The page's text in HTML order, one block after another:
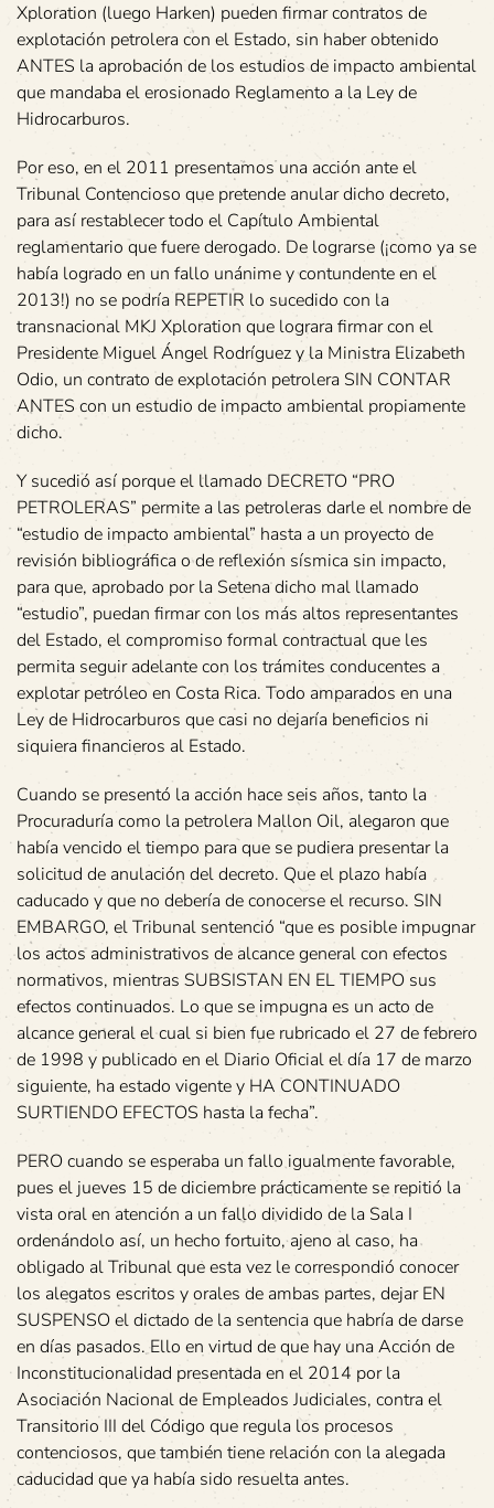
Xploration (luego Harken) pueden firmar contratos de
explotación petrolera con el Estado, sin haber obtenido
ANTES la aprobación de los estudios de impacto ambiental
que mandaba el erosionado Reglamento a la Ley de
Hidrocarburos.
Por eso, en el 2011 presentamos una acción ante el
Tribunal Contencioso que pretende anular dicho decreto,
para así restablecer todo el Capítulo Ambiental
reglamentario que fuere derogado. De lograrse (¡como ya se
había logrado en un fallo unánime y contundente en el
2013!) no se podría REPETIR lo sucedido con la
transnacional MKJ Xploration que lograra firmar con el
Presidente Miguel Ángel Rodríguez y la Ministra Elizabeth
Odio, un contrato de explotación petrolera SIN CONTAR
ANTES con un estudio de impacto ambiental propiamente
dicho.
Y sucedió así porque el llamado DECRETO “PRO
PETROLERAS” permite a las petroleras darle el nombre de
“estudio de impacto ambiental” hasta a un proyecto de
revisión bibliográfica o de reflexión sísmica sin impacto,
para que, aprobado por la Setena dicho mal llamado
“estudio”, puedan firmar con los más altos representantes
del Estado, el compromiso formal contractual que les
permita seguir adelante con los trámites conducentes a
explotar petróleo en Costa Rica. Todo amparados en una
Ley de Hidrocarburos que casi no dejaría beneficios ni
siquiera financieros al Estado.
Cuando se presentó la acción hace seis años, tanto la
Procuraduría como la petrolera Mallon Oil, alegaron que
había vencido el tiempo para que se pudiera presentar la
solicitud de anulación del decreto. Que el plazo había
caducado y que no debería de conocerse el recurso. SIN
EMBARGO, el Tribunal sentenció “que es posible impugnar
los actos administrativos de alcance general con efectos
normativos, mientras SUBSISTAN EN EL TIEMPO sus
efectos continuados. Lo que se impugna es un acto de
alcance general el cual si bien fue rubricado el 27 de febrero
de 1998 y publicado en el Diario Oficial el día 17 de marzo
siguiente, ha estado vigente y HA CONTINUADO
SURTIENDO EFECTOS hasta la fecha”.
PERO cuando se esperaba un fallo igualmente favorable,
pues el jueves 15 de diciembre prácticamente se repitió la
vista oral en atención a un fallo dividido de la Sala I
ordenándolo así, un hecho fortuito, ajeno al caso, ha
obligado al Tribunal que esta vez le correspondió conocer
los alegatos escritos y orales de ambas partes, dejar EN
SUSPENSO el dictado de la sentencia que habría de darse
en días pasados. Ello en virtud de que hay una Acción de
Inconstitucionalidad presentada en el 2014 por la
Asociación Nacional de Empleados Judiciales, contra el
Transitorio III del Código que regula los procesos
contenciosos, que también tiene relación con la alegada
caducidad que ya había sido resuelta antes.